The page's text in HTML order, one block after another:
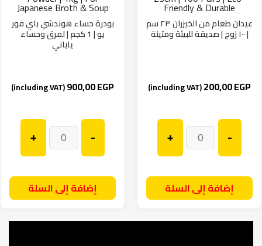
عيدان طعام من الخيزران ٢٣ سم
200,00EGP
(including VAT)
إضافة إلى السلة
بودرة حساء هوندشي باي فور
يو | 1 كجم | لمرق وحساء
ياباني
900,00EGP
(including VAT)
إضافة إلى السلة